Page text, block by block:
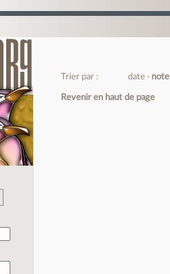
Trier par : date note
Revenir en haut de page